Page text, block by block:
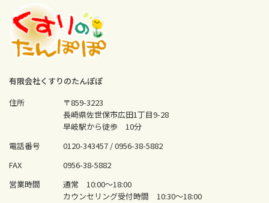
有限会社くすりのたんぽぽ
住所
〒859-3223
長崎県佐世保市広田1丁目9-28
早岐駅から徒歩 10分
電話番号
0120-343457 /0956-38-5882
FAX
0956-38-5882
営業時間
通常 10:00〜18:00
カウンセリング受付時間 10:30〜18:00